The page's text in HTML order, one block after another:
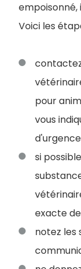
Voici les
pour
vous
si
exacte
notez les